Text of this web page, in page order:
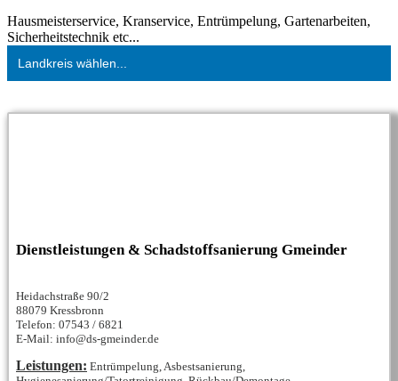
Hausmeisterservice, Kranservice, Entrümpelung, Gartenarbeiten,
Sicherheitstechnik etc...
Landkreis wählen...
Dienstleistungen & Schadstoffsanierung Gmeinder
Heidachstraße 90/2
88079 Kressbronn
Telefon: 07543 / 6821
E-Mail: info@ds-gmeinder.de
Leistungen: Entrümpelung, Asbestsanierung,